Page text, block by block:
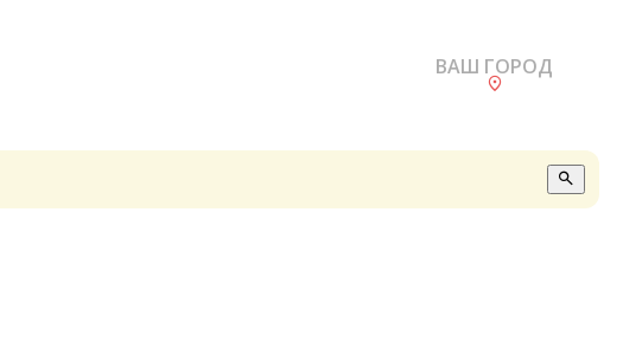
ВАШ ГОРОД